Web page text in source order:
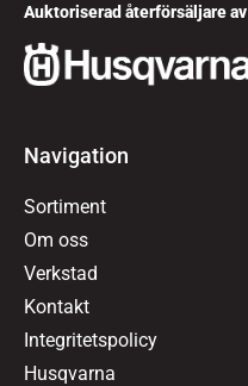
Auktoriserad återförsäljare av
Navigation
Sortiment
Om oss
Verkstad
Kontakt
Integritetspolicy
Husqvarna